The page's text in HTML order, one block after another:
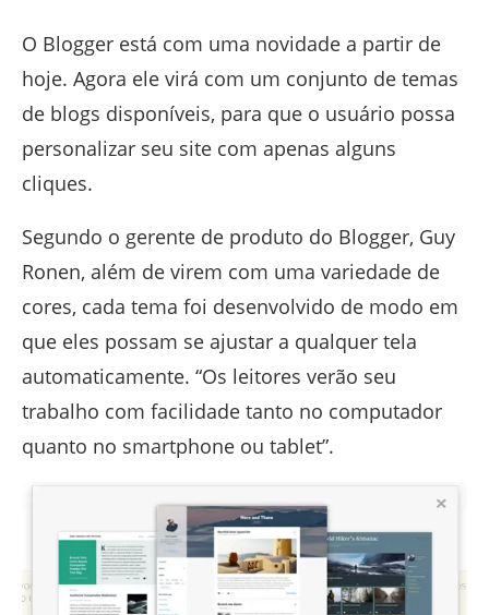
O Blogger está com uma novidade a partir de
hoje. Agora ele virá com um conjunto de temas
de blogs disponíveis, para que o usuário possa
personalizar seu site com apenas alguns
cliques.
Segundo o gerente de produto do Blogger, Guy
Ronen, além de virem com uma variedade de
cores, cada tema foi desenvolvido de modo em
que eles possam se ajustar a qualquer tela
automaticamente. “Os leitores verão seu
trabalho com facilidade tanto no computador
quanto no smartphone ou tablet”.